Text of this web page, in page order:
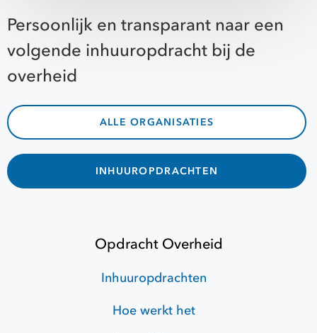
Persoonlijk en transparant naar een
volgende inhuuropdracht bij de
overheid
ALLE ORGANISATIES
INHUUROPDRACHTEN
Opdracht Overheid
Inhuuropdrachten
Hoe werkt het